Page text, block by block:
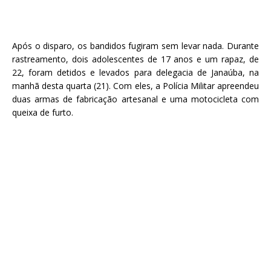
Após o disparo, os bandidos fugiram sem levar nada. Durante
rastreamento, dois adolescentes de 17 anos e um rapaz, de
22, foram detidos e levados para delegacia de Janaúba, na
manhã desta quarta (21). Com eles, a Polícia Militar apreendeu
duas armas de fabricação artesanal e uma motocicleta com
queixa de furto.